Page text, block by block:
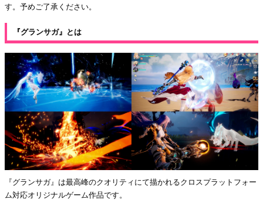
す。予めご了承ください。
『グランサガ』とは
『グランサガ』は最⾼峰のクオリティにて描かれるクロスプラットフォー
ム対応オリジナルゲーム作品です。